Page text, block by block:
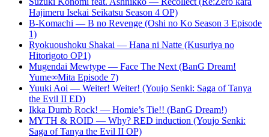
Hajimeru Isekai Seikatsu Season 4 OP)
B-Komachi — B no Revenge (Oshi no Ko Season 3 Episode
1)
Ryokuoushoku Shakai — Hana ni Natte (Kusuriya no
Hitorigoto OP1)
Mugendai Mewtype — Face The Next (BanG Dream!
Yume∞Mita Episode 7)
Yuuki Aoi — Weiter! Weiter! (Youjo Senki: Saga of Tanya
the Evil II ED)
Ikka Dumb Rock! — Homie’s Tie!! (BanG Dream!)
MYTH & ROID — Why? RED induction (Youjo Senki:
Saga of Tanya the Evil II OP)